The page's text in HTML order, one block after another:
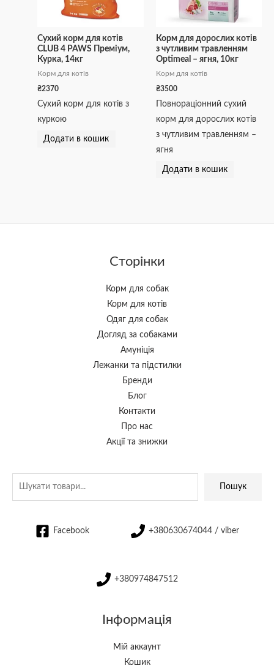
Сухий корм для котів
CLUB 4 PAWS Преміум,
Курка, 14кг
Корм для котів
₴2370
Сухий корм для котів з
куркою
Додати в кошик
Корм для дорослих котів
з чутливим травленням
Optimeal – ягня, 10кг
Корм для котів
₴3500
Повнораціонний сухий
корм для дорослих котів
з чутливим травленням –
ягня
Додати в кошик
Сторінки
Корм для собак
Корм для котів
Одяг для собак
Догляд за собаками
Амуніція
Лежанки та підстилки
Бренди
Блог
Контакти
Про нас
Акції та знижки
Пошук
Facebook +380630674044 / viber
+380974847512
Інформація
Мій аккаунт
Кошик